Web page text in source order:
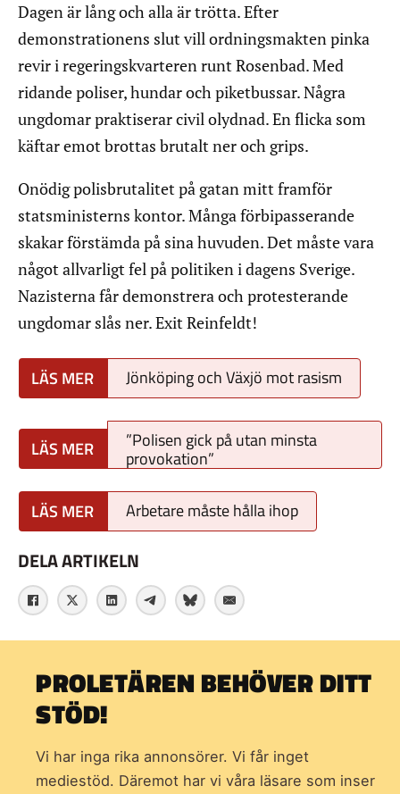
Dagen är lång och alla är trötta. Efter
demonstrationens slut vill ordningsmakten pinka
revir i regeringskvarteren runt Rosenbad. Med
ridande poliser, hundar och piketbussar. Några
ungdomar praktiserar civil olydnad. En flicka som
käftar emot brottas brutalt ner och grips.
Onödig polisbrutalitet på gatan mitt framför
statsministerns kontor. Många förbipasserande
skakar förstämda på sina huvuden. Det måste vara
något allvarligt fel på politiken i dagens Sverige.
Nazisterna får demonstrera och protesterande
ungdomar slås ner. Exit Reinfeldt!
Jönköping och Växjö mot rasism
”Polisen gick på utan minsta
provokation”
Arbetare måste hålla ihop
DELA ARTIKELN
PROLETÄREN BEHÖVER DITT
STÖD!
Vi har inga rika annonsörer. Vi får inget
mediestöd. Däremot har vi våra läsare som inser